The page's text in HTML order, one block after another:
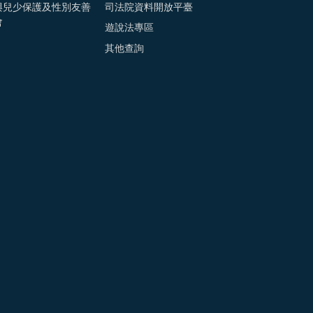
兒少保護及性別友善
司法院資料開放平臺
遊說法專區
其他查詢